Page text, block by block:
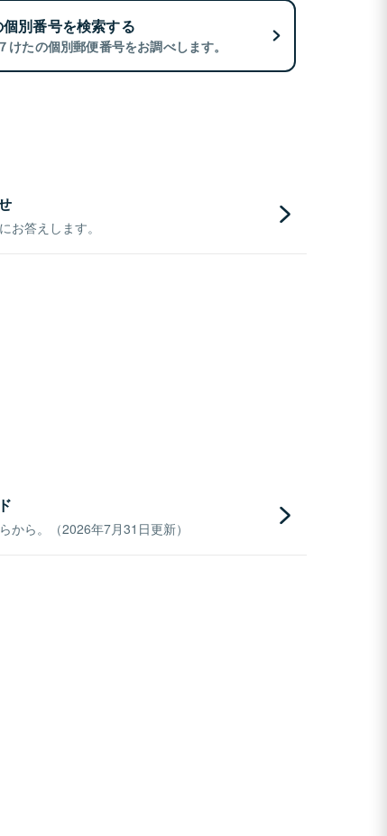
別番号を検索する
けたの個別郵便番号をお調べします。
お答えします。
から。（2026年7月31日更新）